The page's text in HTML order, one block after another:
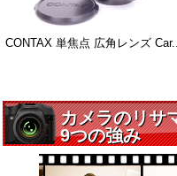
CONTAX 単焦点 広角レンズ Car...